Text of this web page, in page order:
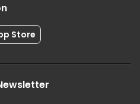
Store